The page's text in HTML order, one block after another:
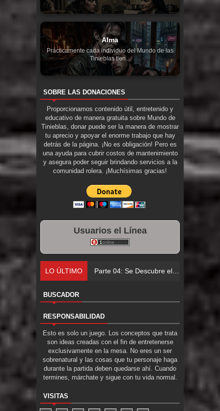
Alma
Prácticamente cada individuo del Mundo de las
Tinieblas tien...
SOBRE LAS DONACIONES
Proporcionamos contenido útil, entretenido y
educativo de manera gratuita sobre Mundo de
Tinieblas, donar puede ser la manera de mostrar
tu aprecio y apoyar el enorme trabajo que hay
detrás de la página. ¡No es obligación! Pero es
una ayuda para cubrir costos de mantenimiento
y asegura poder seguir brindando servicios a la
comunidad rolera. ¡Muchísimas gracias!
Usuarios el Línea
LO ÚLTIMO Parte 04: Se Descubre el Pastel
BUSCADOR
RESPONSABILIDAD
Esto es solo un juego. Los conceptos que trata
son ideas creadas con el fin de entretenerse
exclusivamente en la mesa. No eres un ser
sobrenatural y las cosas que tu personaje haga
durante la partida deben quedarse ahí. Cuando
termines, márchate y sigue con tu vida normal.
VISITAS